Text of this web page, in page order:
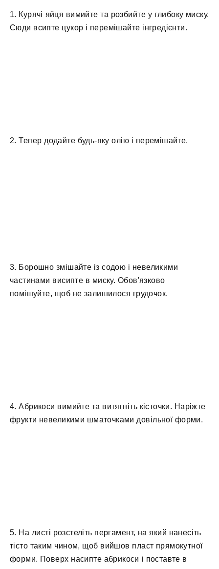
1. Курячі яйця вимийте та розбийте у глибоку миску.
Сюди всипте цукор і перемішайте інгредієнти.
2. Тепер додайте будь-яку олію і перемішайте.
3. Борошно змішайте із содою і невеликими
частинами висипте в миску. Обов'язково
помішуйте, щоб не залишилося грудочок.
4. Абрикоси вимийте та витягніть кісточки. Наріжте
фрукти невеликими шматочками довільної форми.
5. На листі розстеліть пергамент, на який нанесіть
тісто таким чином, щоб вийшов пласт прямокутної
форми. Поверх насипте абрикоси і поставте в